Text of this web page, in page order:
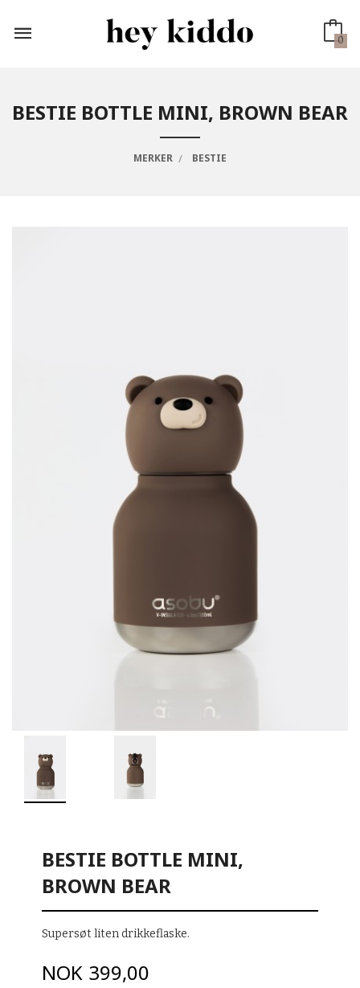
innholdet
0
BESTIE BOTTLE MINI, BROWN BEAR
MERKER BESTIE
BESTIE BOTTLE MINI,
BROWN BEAR
Supersøt liten drikkeflaske.
Pris
NOK 399,00